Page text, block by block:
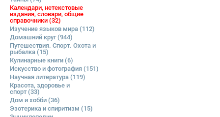
Календари, нетекстовые
издания, словари, общие
справочники (32)
Изучение языков мира (112)
Домашний круг(944)
Путешествия. Спорт. Охота и
рыбалка (15)
Кулинарные книги (6)
Искусство и фотография (151)
Научная литература (119)
Красота, здоровье и
спорт(33)
Дом и хобби (36)
Эзотерика и спиритизм (15)